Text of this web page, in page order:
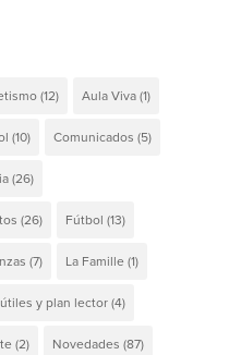
(12) Aula Viva(1)
(10) Comunicados (5)
(26)
(26) Fútbol (13)
(7) La Famille (1)
y plan lector(4)
(2) Novedades (87)